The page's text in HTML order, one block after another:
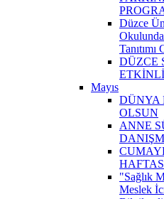
Düzce
DÜZCE
Mayıs
DÜNYA
OLSUN
ANNE
"Sağlık
Meslek